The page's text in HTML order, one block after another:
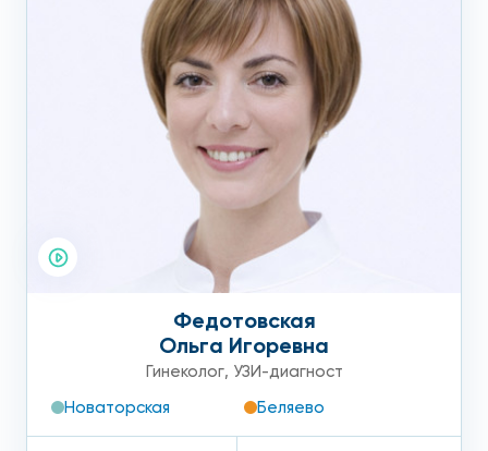
Федотовская
Ольга Игоревна
Гинеколог, УЗИ-диагност
Новаторская
Беляево